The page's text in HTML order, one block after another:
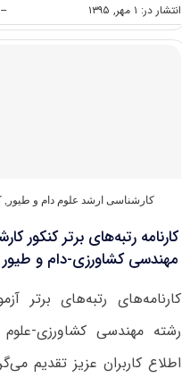
انتشار در: ۱ مهر, ۱۳۹۵ --
کارشناسی ارشد علوم دام و طیور ,
کارنامه رتبه‌های برتر کنکور
مهندسی کشاورزی-دام و طیور کد
کارنامه‌های رتبه‌های برتر
رشته مهندسی کشاورزی-
اطلاع کاربران عزیز تقدیم